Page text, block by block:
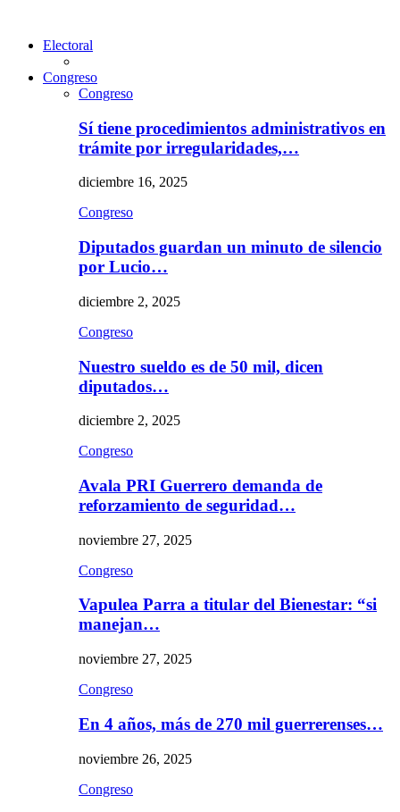
Electoral
Congreso
Congreso
Sí tiene procedimientos administrativos en
trámite por irregularidades,…
diciembre 16, 2025
Congreso
Diputados guardan un minuto de silencio
por Lucio…
diciembre 2, 2025
Congreso
Nuestro sueldo es de 50 mil, dicen
diputados…
diciembre 2, 2025
Congreso
Avala PRI Guerrero demanda de
reforzamiento de seguridad…
noviembre 27, 2025
Congreso
Vapulea Parra a titular del Bienestar: “si
manejan…
noviembre 27, 2025
Congreso
En 4 años, más de 270 mil guerrerenses…
noviembre 26, 2025
Congreso